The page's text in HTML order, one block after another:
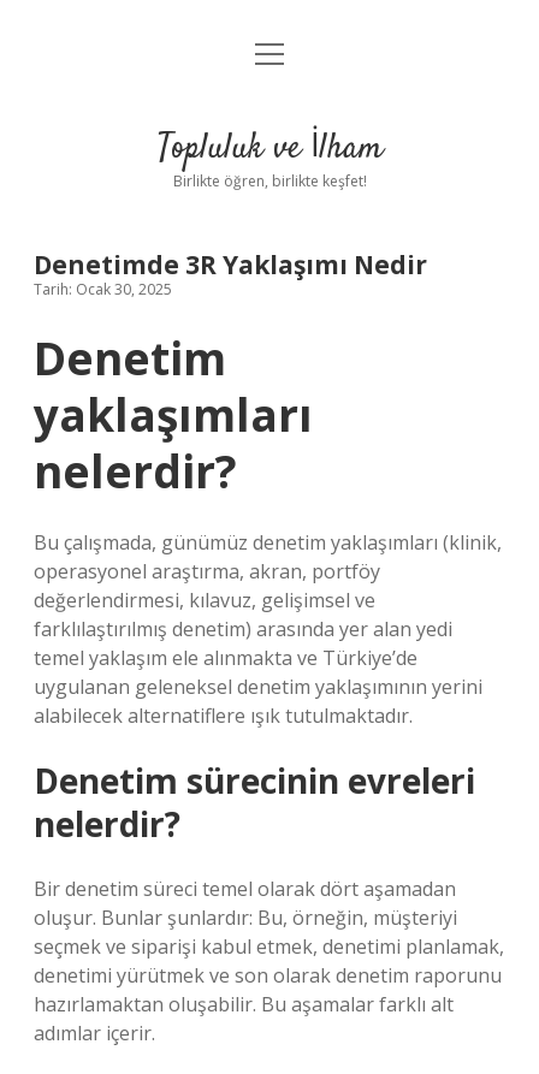
Anasayfa
Yasal Uyarı
menüyü
Topluluk ve İlham
Birlikte öğren, birlikte keşfet!
Denetimde 3R Yaklaşımı Nedir
Tarih: Ocak 30, 2025
Denetim
yaklaşımları
nelerdir?
Bu çalışmada, günümüz denetim yaklaşımları (klinik,
operasyonel araştırma, akran, portföy
değerlendirmesi, kılavuz, gelişimsel ve
farklılaştırılmış denetim) arasında yer alan yedi
temel yaklaşım ele alınmakta ve Türkiye’de
uygulanan geleneksel denetim yaklaşımının yerini
alabilecek alternatiflere ışık tutulmaktadır.
Denetim sürecinin evreleri
nelerdir?
Bir denetim süreci temel olarak dört aşamadan
oluşur. Bunlar şunlardır: Bu, örneğin, müşteriyi
seçmek ve siparişi kabul etmek, denetimi planlamak,
denetimi yürütmek ve son olarak denetim raporunu
hazırlamaktan oluşabilir. Bu aşamalar farklı alt
adımlar içerir.